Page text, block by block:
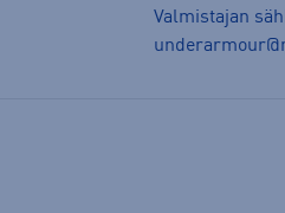
Valmistajan